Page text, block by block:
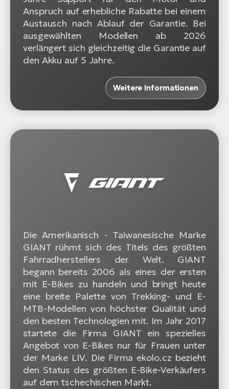
Anspruch auf erhebliche Rabatte bei einem
Austausch nach Ablauf der Garantie. Bei
ausgewählten Modellen ab 2026
verlängert sich gleichzeitig die Garantie auf
den Akku auf 5 Jahre.
Weitere Informationen
Die Amerikanisch - Taiwanesische Marke
GIANT rühmt sich des Titels des größten
Fahrradherstellers der Welt. GIANT
begann bereits 2006 als eines der ersten
mit E-Bikes zu handeln und bringt heute
eine breite Palette von Trekking- und E-
MTB-Modellen von höchster Qualität und
den besten Technologien mit. Im Jahr 2017
startete die Firma GIANT ein spezielles
Angebot von E-Bikes nur für Frauen unter
der Marke LIV. Die Firma ekolo.cz bezieht
den Status des größten E-Bike-Verkäufers
auf dem tschechischen Markt.